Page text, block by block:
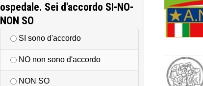
ospedale. Sei d'accordo SI-NO-
NON SO
SI sono d'accordo
NO non sono d'accordo
NON SO